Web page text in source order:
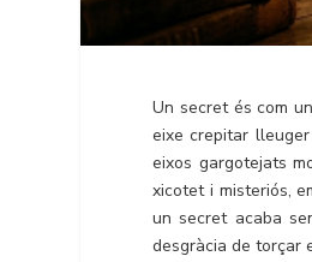
Un secret és com
eixe crepitar
eixos gargotejats
xicotet i misteriós,
un secret acaba
desgràcia de torçar